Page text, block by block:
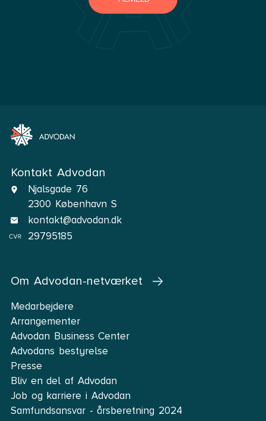
Kontakt Advodan
Njalsgade 76
2300 København S
kontakt@advodan.dk
29795185
Om Advodan-netværket
Medarbejdere
Arrangementer
Advodan Business Center
Advodans bestyrelse
Presse
Bliv en del af Advodan
Job og karriere i Advodan
Samfundsansvar - årsberetning 2024